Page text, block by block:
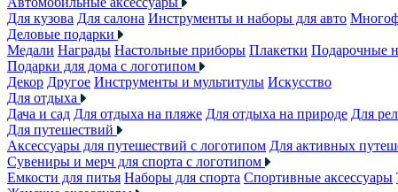
Для кузова Для салона Инструменты и наборы для авто
Деловые подарки
Медали Награды Настольные приборы Плакетки Подарочные
Подарки для дома с логотипом
Декор Другое Инструменты и мультитулы Искусство
Для отдыха
Дача и сад Для отдыха на пляже Для отдыха на природе Для
Для путешествий
Аксессуары для путешествий с логотипом Для активных
Сувениры и мерч для спорта с логотипом
Емкости для питья Наборы для спорта Спортивные аксессуары